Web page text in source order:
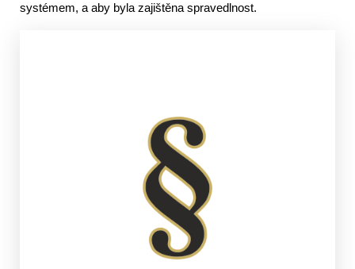
systémem, a aby byla zajištěna spravedlnost.